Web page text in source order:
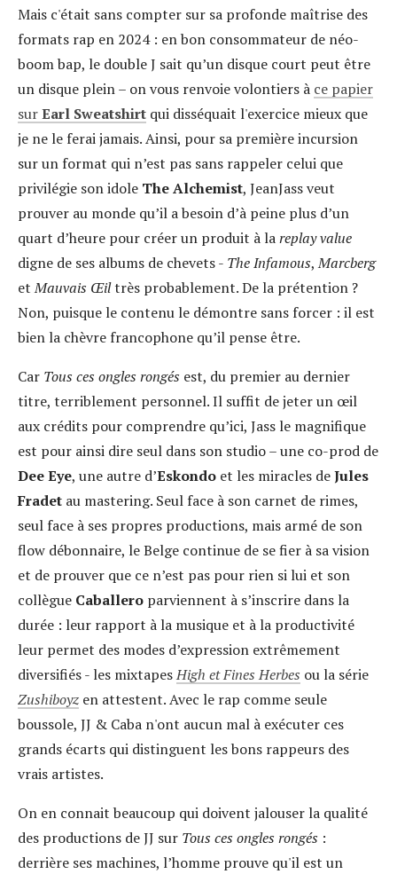
Mais c'était sans compter sur sa profonde maîtrise des
formats rap en 2024 : en bon consommateur de néo-
boom bap, le double J sait qu’un disque court peut être
un disque plein – on vous renvoie volontiers à ce papier
surEarl Sweatshirt qui disséquait l'exercice mieux que
je ne le ferai jamais. Ainsi, pour sa première incursion
sur un format qui n’est pas sans rappeler celui que
privilégie son idole The Alchemist, JeanJass veut
prouver au monde qu’il a besoin d’à peine plus d’un
quart d’heure pour créer un produit à lareplay value
digne de ses albums de chevets - The Infamous,Marcberg
etMauvais Œiltrès probablement. De la prétention ?
Non, puisque le contenu le démontre sans forcer : il est
bien la chèvre francophone qu’il pense être.
Car Tous ces ongles rongés est, du premier au dernier
titre, terriblement personnel. Il suffit de jeter un œil
aux crédits pour comprendre qu’ici, Jass le magnifique
est pour ainsi dire seul dans son studio – une co-prod de
Dee Eye, une autre d’Eskondo et les miracles deJules
Fradet au mastering. Seul face à son carnet de rimes,
seul face à ses propres productions, mais armé de son
flow débonnaire, le Belge continue de se fier à sa vision
et de prouver que ce n’est pas pour rien si lui et son
collègue Caballero parviennent à s’inscrire dans la
durée : leur rapport à la musique et à la productivité
leur permet des modes d’expression extrêmement
diversifiés - les mixtapesHigh et Fines Herbes ou la série
Zushiboyz en attestent. Avec le rap comme seule
boussole, JJ & Caba n'ont aucun mal à exécuter ces
grands écarts qui distinguent les bons rappeurs des
vrais artistes.
On en connait beaucoup qui doivent jalouser la qualité
des productions de JJ sur Tous ces ongles rongés :
derrière ses machines, l’homme prouve qu'il est un